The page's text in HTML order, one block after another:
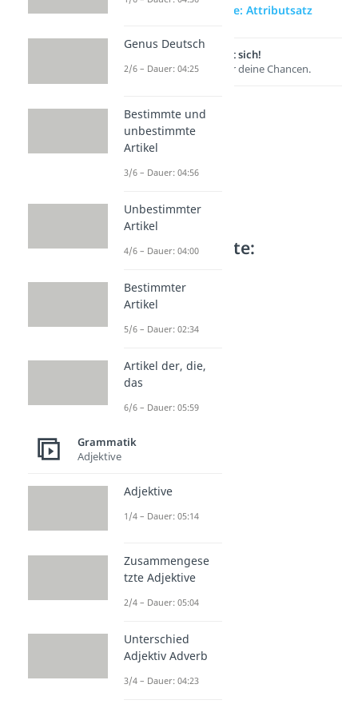
zur Videoseite: Attributsatz
Lernen lohnt sich!
Entdecke hier deine Chancen.
Weitere Inhalte:
Weitere Satzarten
Adverbialsätze
Dauer: 05:35
Dauer: 03:55
Subjektsatz
Objektsatz
Konditionalsatz
Dauer: 03:55
Dauer: 02:36
Dauer: 03:15
Genus Deutsch
2/6 – Dauer: 04:25
Bestimmte und
unbestimmte
Artikel
3/6 – Dauer: 04:56
Unbestimmter
Artikel
4/6 – Dauer: 04:00
Bestimmter
Artikel
5/6 – Dauer: 02:34
Artikel der, die,
das
6/6 – Dauer: 05:59
Grammatik
Adjektive
Adjektive
1/4 – Dauer: 05:14
Zusammengese
tzte Adjektive
2/4 – Dauer: 05:04
Unterschied
Adjektiv Adverb
3/4 – Dauer: 04:23